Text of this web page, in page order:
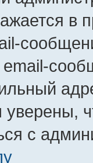
в
с